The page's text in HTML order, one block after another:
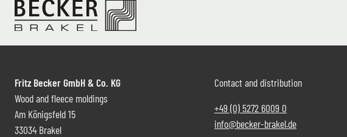
Fritz Becker GmbH & Co. KG
Wood and fleece moldings
Am Königsfeld 15
33034 Brakel
Contact and distribution
+49 (0) 5272 6009 0
info@becker-brakel.de